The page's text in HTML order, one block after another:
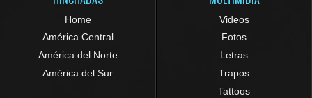
Home
América Central
América del Norte
América del Sur
Videos
Fotos
Letras
Trapos
Tattoos